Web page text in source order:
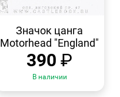
ПРОСМОТР
Значок цанга
Motorhead "England"
390 ₽
В наличии